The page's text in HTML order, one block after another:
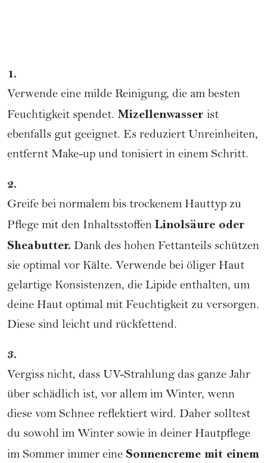
1.
Verwende eine milde Reinigung, die am besten
Feuchtigkeit spendet. Mizellenwasser ist
ebenfalls gut geeignet. Es reduziert Unreinheiten,
entfernt Make-up und tonisiert in einem Schritt.
2.
Greife bei normalem bis trockenem Hauttyp zu
Pflege mit den Inhaltsstoffen Linolsäure oder
Sheabutter. Dank des hohen Fettanteils schützen
sie optimal vor Kälte. Verwende bei öliger Haut
gelartige Konsistenzen, die Lipide enthalten, um
deine Haut optimal mit Feuchtigkeit zu versorgen.
Diese sind leicht und rückfettend.
3.
Vergiss nicht, dass UV-Strahlung das ganze Jahr
über schädlich ist, vor allem im Winter, wenn
diese vom Schnee reflektiert wird. Daher solltest
du sowohl im Winter sowie in deiner Hautpflege
im Sommer immer eine Sonnencreme mit einem